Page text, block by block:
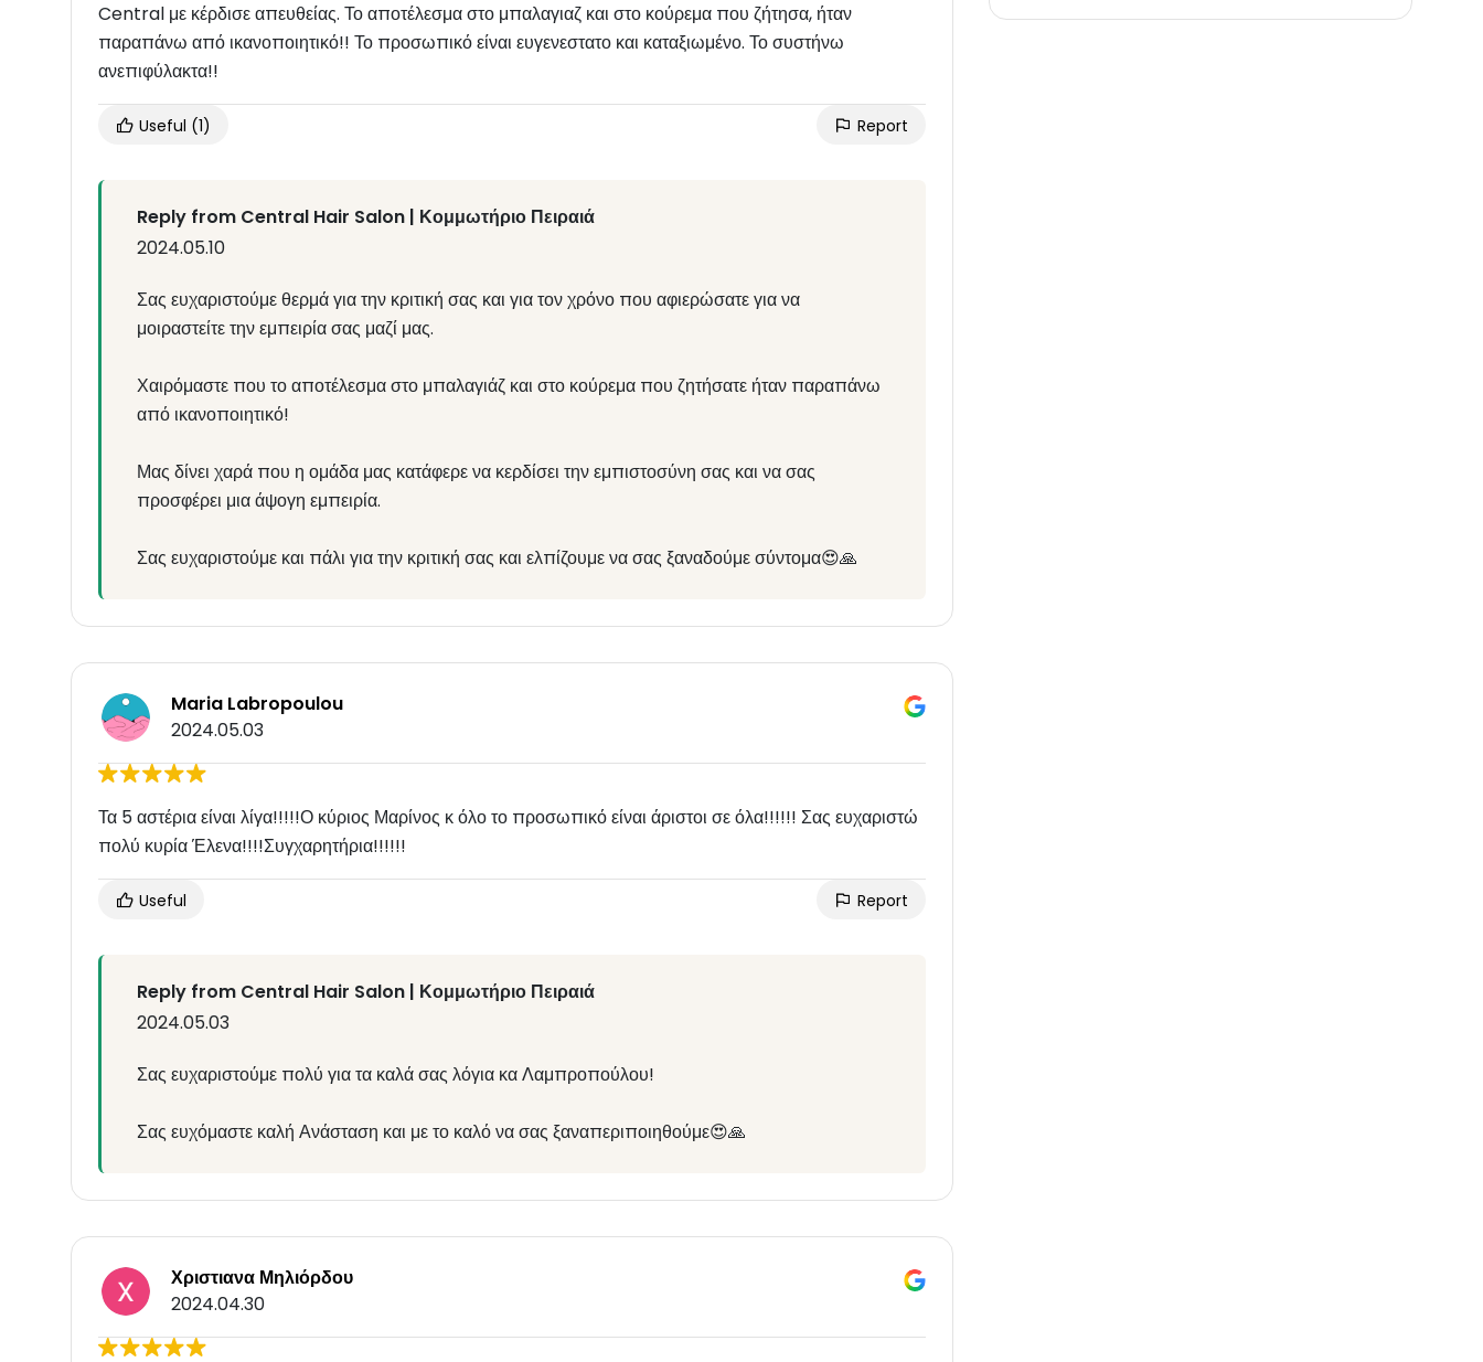
Central με κέρδισε απευθείας. Το αποτέλεσμα στο μπαλαγιαζ και στο κούρεμα που ζήτησα, ήταν
παραπάνω από ικανοποιητικό!! Το προσωπικό είναι ευγενεστατο και καταξιωμένο. Το συστήνω
ανεπιφύλακτα!!
Useful (1) Report
Reply from Central Hair Salon | Κομμωτήριο Πειραιά
2024.05.10
Σας ευχαριστούμε θερμά για την κριτική σας και για τον χρόνο που αφιερώσατε για να
μοιραστείτε την εμπειρία σας μαζί μας.
Χαιρόμαστε που το αποτέλεσμα στο μπαλαγιάζ και στο κούρεμα που ζητήσατε ήταν παραπάνω
από ικανοποιητικό!
Μας δίνει χαρά που η ομάδα μας κατάφερε να κερδίσει την εμπιστοσύνη σας και να σας
προσφέρει μια άψογη εμπειρία.
Σας ευχαριστούμε και πάλι για την κριτική σας και ελπίζουμε να σας ξαναδούμε σύντομα😍🙏
Maria Labropoulou
2024.05.03
Τα 5 αστέρια είναι λίγα!!!!!Ο κύριος Μαρίνος κ όλο το προσωπικό είναι άριστοι σε όλα!!!!!! Σας ευχαριστώ
πολύ κυρία Έλενα!!!!Συγχαρητήρια!!!!!!
Useful Report
Reply from Central Hair Salon | Κομμωτήριο Πειραιά
2024.05.03
Σας ευχαριστούμε πολύ για τα καλά σας λόγια κα Λαμπροπούλου!
Σας ευχόμαστε καλή Ανάσταση και με το καλό να σας ξαναπεριποιηθούμε😍🙏
Χριστιανα Μηλιόρδου
2024.04.30